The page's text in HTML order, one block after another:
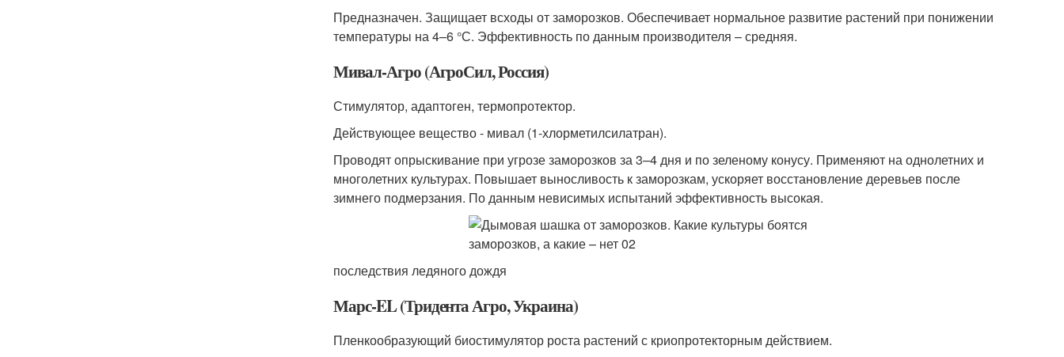
Предназначен. Защищает всходы от заморозков. Обеспечивает нормальное развитие растений при понижении
температуры на 4–6 °С. Эффективность по данным производителя – средняя.
Мивал-Агро (АгроСил, Россия)
Стимулятор, адаптоген, термопротектор.
Действующее вещество - мивал (1-хлорметилсилатран).
Проводят опрыскивание при угрозе заморозков за 3–4 дня и по зеленому конусу. Применяют на однолетних и
многолетних культурах. Повышает выносливость к заморозкам, ускоряет восстановление деревьев после
зимнего подмерзания. По данным невисимых испытаний эффективность высокая.
последствия ледяного дождя
Марс-EL (Тридента Агро, Украина)
Пленкообразующий биостимулятор роста растений с криопротекторным действием.